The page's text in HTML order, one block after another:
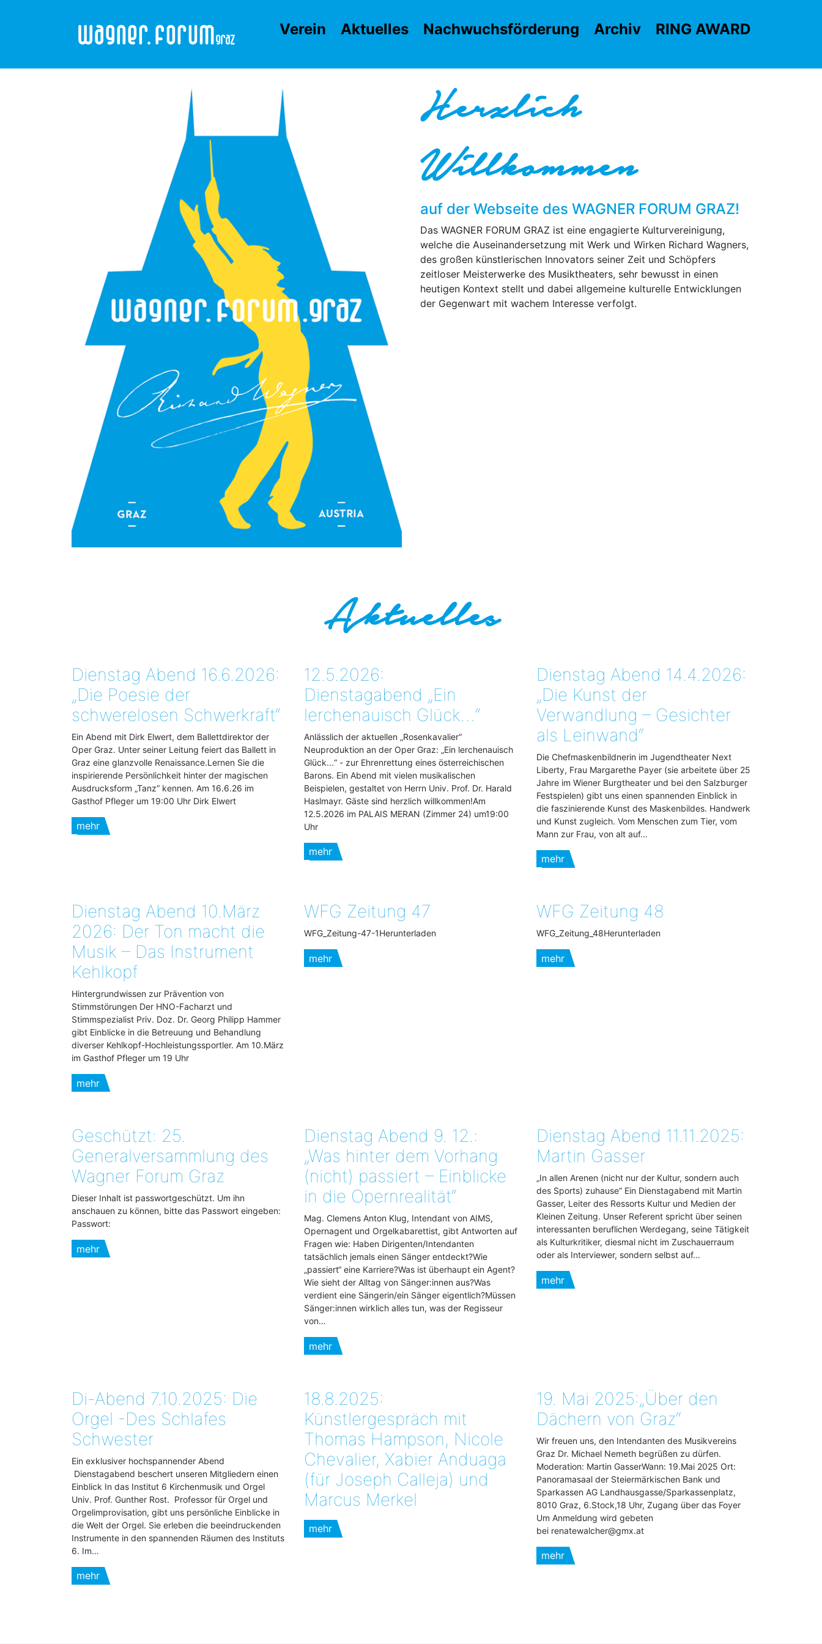
Verein Aktuelles Nachwuchsförderung Archiv RING AWARD
Herzlich
Willkommen
auf der Webseite des WAGNER FORUM GRAZ!
Das WAGNER FORUM GRAZ ist eine engagierte Kulturvereinigung,
welche die Auseinandersetzung mit Werk und Wirken Richard Wagners,
des großen künstlerischen Innovators seiner Zeit und Schöpfers
zeitloser Meisterwerke des Musiktheaters, sehr bewusst in einen
heutigen Kontext stellt und dabei allgemeine kulturelle Entwicklungen
der Gegenwart mit wachem Interesse verfolgt.
Aktuelles
Dienstag Abend 16.6.2026:
„Die Poesie der
schwerelosen Schwerkraft“
Ein Abend mit Dirk Elwert, dem Ballettdirektor der
Oper Graz. Unter seiner Leitung feiert das Ballett in
Graz eine glanzvolle Renaissance.Lernen Sie die
inspirierende Persönlichkeit hinter der magischen
Ausdrucksform „Tanz“ kennen. Am 16.6.26 im
Gasthof Pfleger um 19:00 Uhr Dirk Elwert
mehr
12.5.2026:
Dienstagabend „Ein
lerchenauisch Glück…“
Anlässlich der aktuellen „Rosenkavalier“
Neuproduktion an der Oper Graz: „Ein lerchenauisch
Glück...“ - zur Ehrenrettung eines österreichischen
Barons. Ein Abend mit vielen musikalischen
Beispielen, gestaltet von Herrn Univ. Prof. Dr. Harald
Haslmayr. Gäste sind herzlich willkommen!Am
12.5.2026 im PALAIS MERAN (Zimmer 24) um19:00
Uhr
mehr
Dienstag Abend 14.4.2026:
„Die Kunst der
Verwandlung – Gesichter
als Leinwand“
Die Chefmaskenbildnerin im Jugendtheater Next
Liberty, Frau Margarethe Payer (sie arbeitete über 25
Jahre im Wiener Burgtheater und bei den Salzburger
Festspielen) gibt uns einen spannenden Einblick in
die faszinierende Kunst des Maskenbildes. Handwerk
und Kunst zugleich. Vom Menschen zum Tier, vom
Mann zur Frau, von alt auf…
mehr
Dienstag Abend 10.März
2026: Der Ton macht die
Musik – Das Instrument
Kehlkopf
Hintergrundwissen zur Prävention von
Stimmstörungen Der HNO-Facharzt und
Stimmspezialist Priv. Doz. Dr. Georg Philipp Hammer
gibt Einblicke in die Betreuung und Behandlung
diverser Kehlkopf-Hochleistungssportler. Am 10.März
im Gasthof Pfleger um 19 Uhr
mehr
WFG Zeitung 47
WFG_Zeitung-47-1Herunterladen
mehr
WFG Zeitung 48
WFG_Zeitung_48Herunterladen
mehr
Geschützt: 25.
Generalversammlung des
Wagner Forum Graz
Dieser Inhalt ist passwortgeschützt. Um ihn
anschauen zu können, bitte das Passwort eingeben:
Passwort:
mehr
Dienstag Abend 9. 12.:
„Was hinter dem Vorhang
(nicht) passiert – Einblicke
in die Opernrealität“
Mag. Clemens Anton Klug, Intendant von AIMS,
Opernagent und Orgelkabarettist, gibt Antworten auf
Fragen wie: Haben Dirigenten/Intendanten
tatsächlich jemals einen Sänger entdeckt?Wie
„passiert“ eine Karriere?Was ist überhaupt ein Agent?
Wie sieht der Alltag von Sänger:innen aus?Was
verdient eine Sängerin/ein Sänger eigentlich?Müssen
Sänger:innen wirklich alles tun, was der Regisseur
von…
mehr
Dienstag Abend 11.11.2025:
Martin Gasser
„In allen Arenen (nicht nur der Kultur, sondern auch
des Sports) zuhause“ Ein Dienstagabend mit Martin
Gasser, Leiter des Ressorts Kultur und Medien der
Kleinen Zeitung. Unser Referent spricht über seinen
interessanten beruflichen Werdegang, seine Tätigkeit
als Kulturkritiker, diesmal nicht im Zuschauerraum
oder als Interviewer, sondern selbst auf…
mehr
Di-Abend 7.10.2025: Die
Orgel -Des Schlafes
Schwester
Ein exklusiver hochspannender Abend
Dienstagabend beschert unseren Mitgliedern einen
Einblick In das Institut 6 Kirchenmusik und Orgel
Univ. Prof. Gunther Rost. Professor für Orgel und
Orgelimprovisation, gibt uns persönliche Einblicke in
die Welt der Orgel. Sie erleben die beeindruckenden
Instrumente in den spannenden Räumen des Instituts
6. Im…
mehr
18.8.2025:
Künstlergespräch mit
Thomas Hampson, Nicole
Chevalier, Xabier Anduaga
(für Joseph Calleja) und
Marcus Merkel
mehr
19. Mai 2025:„Über den
Dächern von Graz“
Wir freuen uns, den Intendanten des Musikvereins
Graz Dr. Michael Nemeth begrüßen zu dürfen.
Moderation: Martin GasserWann: 19.Mai 2025 Ort:
Panoramasaal der Steiermärkischen Bank und
Sparkassen AG Landhausgasse/Sparkassenplatz,
8010 Graz, 6.Stock,18 Uhr, Zugang über das Foyer
Um Anmeldung wird gebeten
bei renatewalcher@gmx.at
mehr